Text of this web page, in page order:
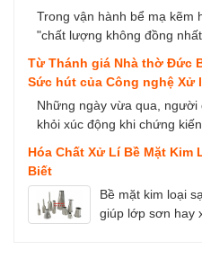
Trong vận hành bể mạ kẽm
"chất lượng không đồng
Từ Thánh giá Nhà thờ Đức
Sức hút của Công nghệ Xử
Những ngày vừa qua, người
khỏi xúc động khi chứng kiến
Hóa Chất Xử Lí Bề Mặt Kim
Biết
Bề mặt kim loại
giúp lớp sơn hay